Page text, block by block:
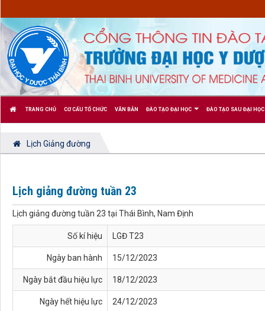
TRANG CHỦ CƠ CẤU TỔ CHỨC VĂN BẢN ĐÀO TẠO ĐẠI HỌC ĐÀO TẠO SAU ĐẠI HỌC
Lịch Giảng đường
Lịch giảng đường tuần 23
Lịch giảng đường tuần 23 tại Thái Bình, Nam Định
Số kí hiệu LGĐ T23
Ngày ban hành 15/12/2023
Ngày bắt đầu hiệu lực 18/12/2023
Ngày hết hiệu lực 24/12/2023